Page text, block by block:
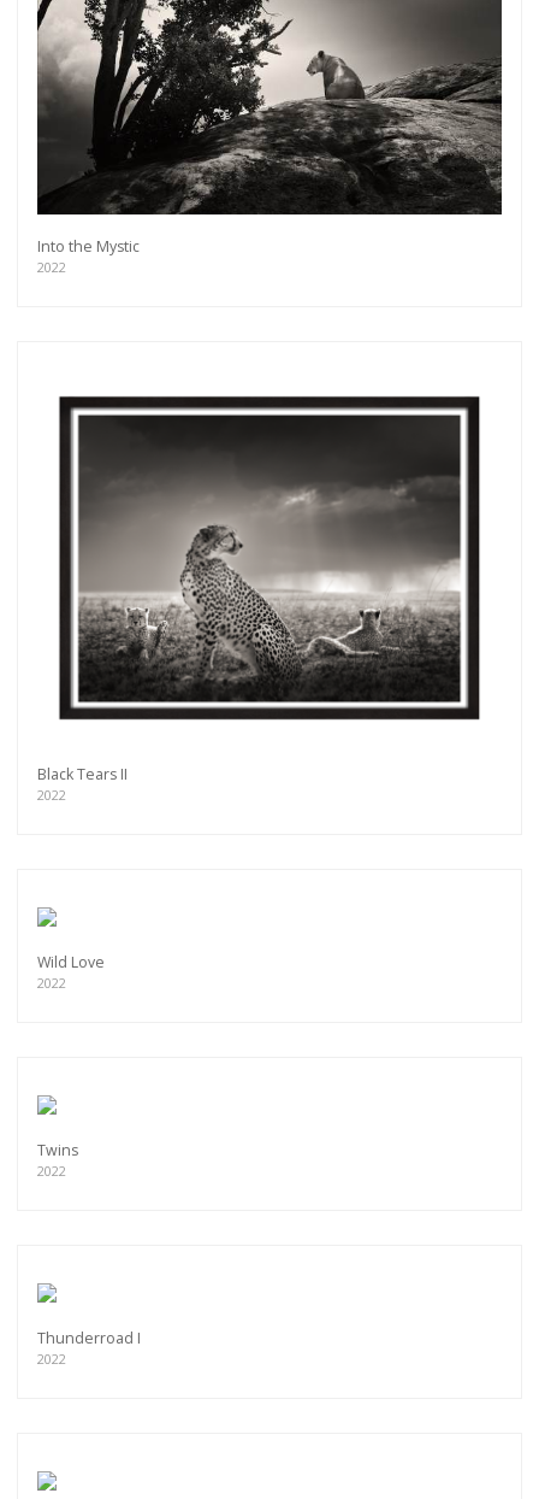
Into the Mystic
2022
Black Tears II
2022
Wild Love
2022
Twins
2022
Thunderroad I
2022